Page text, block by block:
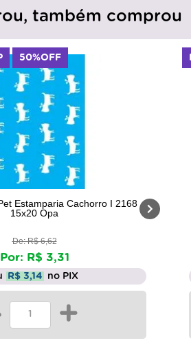
também comprou
Estamparia Cachorro I 2168
15x20 Opa
De: R$ 6,62
Por: R$ 3,31
R$ 3,14 no PIX
+
50%OFF